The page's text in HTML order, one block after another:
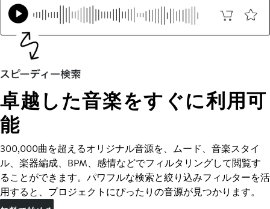
卓越した音楽をすぐに利用可
能
300,000曲を超えるオリジナル音源を、ムード、音楽スタイ
ル、楽器編成、BPM、感情などでフィルタリングして閲覧す
ることができます。パワフルな検索と絞り込みフィルターを活
用すると、プロジェクトにぴったりの音源が見つかります。